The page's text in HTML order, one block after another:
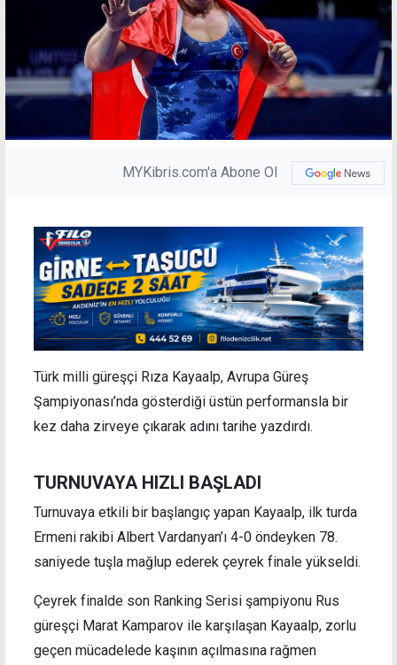
MYKibris.com'a Abone Ol
Türk milli güreşçi Rıza Kayaalp, Avrupa Güreş
Şampiyonası’nda gösterdiği üstün performansla bir
kez daha zirveye çıkarak adını tarihe yazdırdı.
TURNUVAYA HIZLI BAŞLADI
Turnuvaya etkili bir başlangıç yapan Kayaalp, ilk turda
Ermeni rakibi Albert Vardanyan’ı 4-0 öndeyken 78.
saniyede tuşla mağlup ederek çeyrek finale yükseldi.
Çeyrek finalde son Ranking Serisi şampiyonu Rus
güreşçi Marat Kamparov ile karşılaşan Kayaalp, zorlu
geçen mücadelede kaşının açılmasına rağmen